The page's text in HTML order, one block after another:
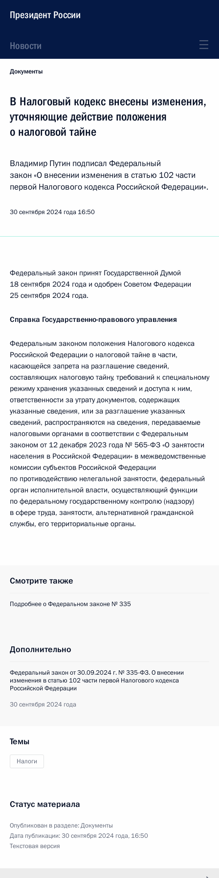
Президент России
Новости
Документы
В Налоговый кодекс внесены изменения,
уточняющие действие положения
о налоговой тайне
Владимир Путин подписал Федеральный
закон «О внесении изменения в статью 102 части
первой Налогового кодекса Российской Федерации».
30 сентября 2024 года 16:50
Федеральный закон принят Государственной Думой
18 сентября 2024 года и одобрен Советом Федерации
25 сентября 2024 года.
Справка Государственно-правового управления
Федеральным законом положения Налогового кодекса
Российской Федерации о налоговой тайне в части,
касающейся запрета на разглашение сведений,
составляющих налоговую тайну, требований к специальному
режиму хранения указанных сведений и доступа к ним,
ответственности за утрату документов, содержащих
указанные сведения, или за разглашение указанных
сведений, распространяются на сведения, передаваемые
налоговыми органами в соответствии с Федеральным
законом от 12 декабря 2023 года № 565-ФЗ «О занятости
населения в Российской Федерации» в межведомственные
комиссии субъектов Российской Федерации
по противодействию нелегальной занятости, федеральный
орган исполнительной власти, осуществляющий функции
по федеральному государственному контролю (надзору)
в сфере труда, занятости, альтернативной гражданской
службы, его территориальные органы.
Смотрите также
Подробнее о Федеральном законе № 335
Дополнительно
Федеральный закон от 30.09.2024 г. № 335-ФЗ. О внесении
изменения в статью 102 части первой Налогового кодекса
Российской Федерации
30 сентября 2024 года
Темы
Налоги
Статус материала
Опубликован в разделе:Документы
Дата публикации:30 сентября 2024 года, 16:50
Текстовая версия